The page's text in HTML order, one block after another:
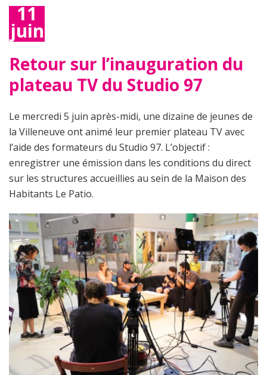
11
juin
2019
Retour sur l’inauguration du
plateau TV du Studio 97
Le mercredi 5 juin après-midi, une dizaine de jeunes de
la Villeneuve ont animé leur premier plateau TV avec
l’aide des formateurs du Studio 97. L’objectif :
enregistrer une émission dans les conditions du direct
sur les structures accueillies au sein de la Maison des
Habitants Le Patio.